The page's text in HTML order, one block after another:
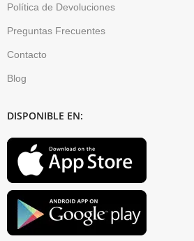
Política de Devoluciones
Preguntas Frecuentes
Contacto
Blog
DISPONIBLE EN: